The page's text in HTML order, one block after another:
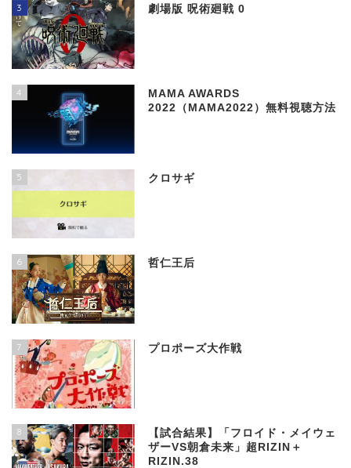
3 劇場版 呪術廻戦 0
4
MAMA AWARDS
2022（MAMA2022）無料視聴方法
5 クロサギ
6 哲仁王后
7 プロポーズ大作戦
8
【試合結果】「フロイド・メイウェ
ザーVS朝倉未来」超RIZIN＋
RIZIN.38